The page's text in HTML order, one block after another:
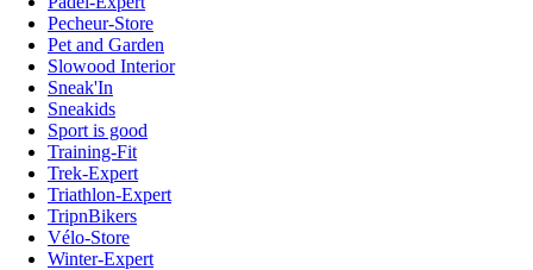
Pecheur-Store
Pet and Garden
Slowood Interior
Sneak'In
Sneakids
Sport is good
Training-Fit
Trek-Expert
Triathlon-Expert
TripnBikers
Vélo-Store
Winter-Expert